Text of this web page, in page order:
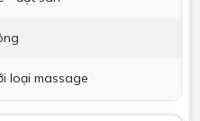
loại massage